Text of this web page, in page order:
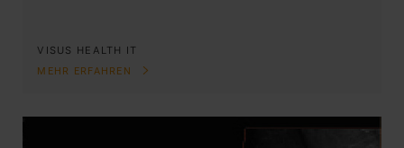
VISUS HEALTH IT
MEHR ERFAHREN